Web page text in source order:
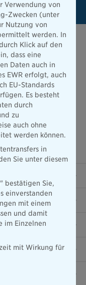
Verwendung von
Zwecken (unter
Nutzung von
werden. In
Klick auf den
dass eine
Daten auch in
EWR erfolgt, auch
EU-Standards
Es besteht
durch
zu
auch ohne
werden können.
in
Sie unter diesem
bestätigen Sie,
einverstanden
mit einem
und damit
im Einzelnen
mit Wirkung für